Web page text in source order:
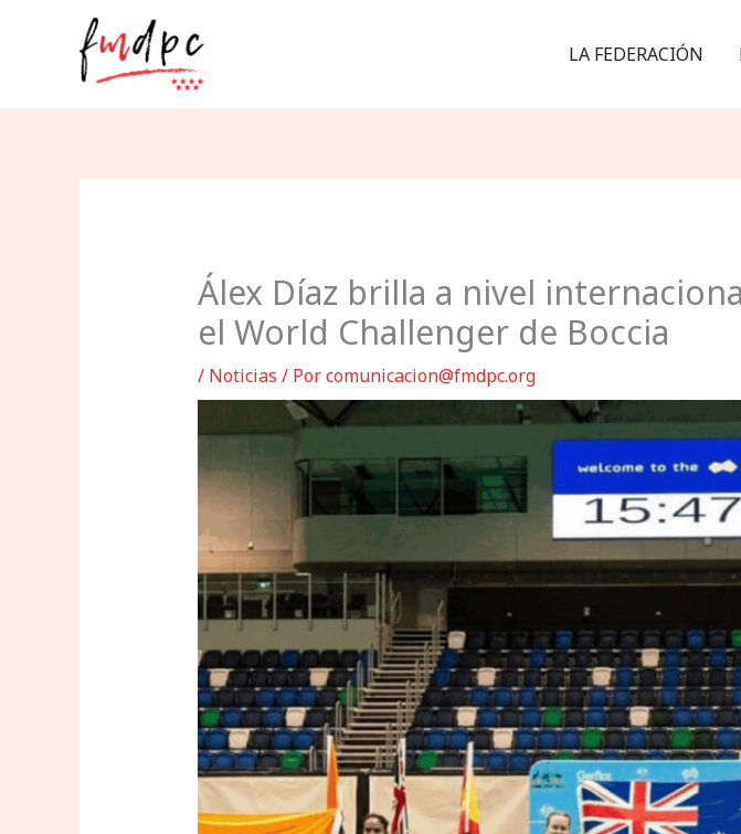
LA FEDERACIÓN
Álex Díaz brilla a nivel
el World Challenger de Boccia
/ Noticias / Porcomunicacion@fmdpc.org